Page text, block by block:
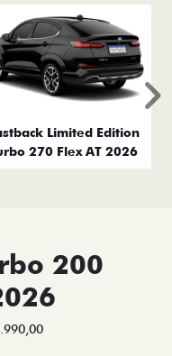
Limited Edition
270 Flex AT 2026
200